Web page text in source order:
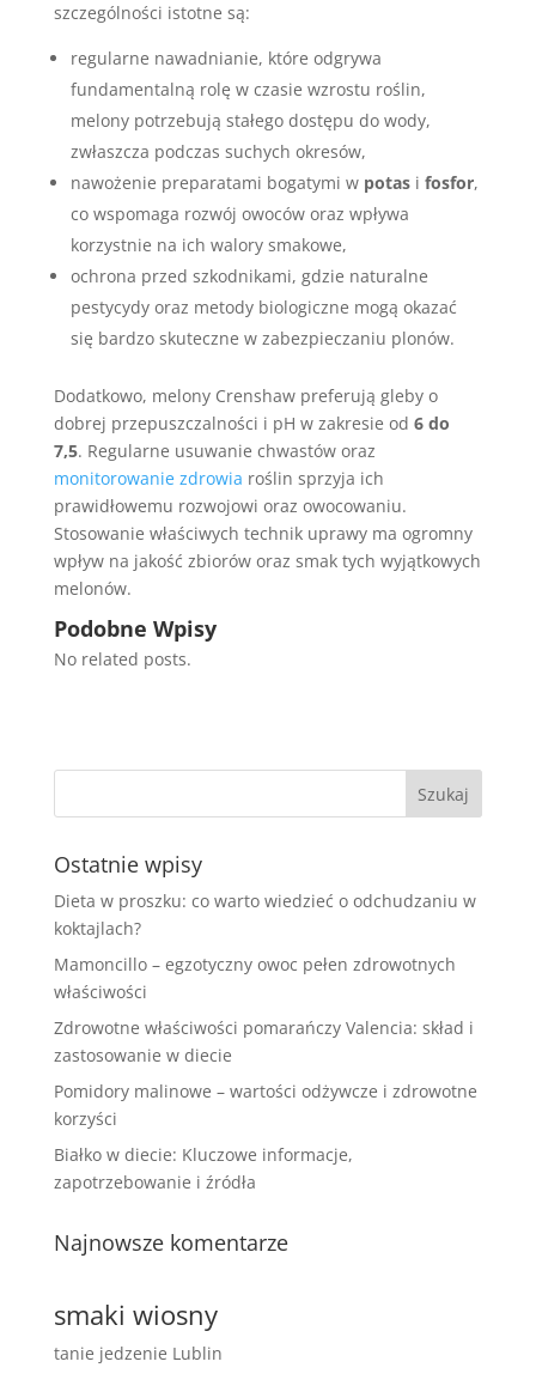
szczególności istotne są:
regularne nawadnianie, które odgrywa
fundamentalną rolę w czasie wzrostu roślin,
melony potrzebują stałego dostępu do wody,
zwłaszcza podczas suchych okresów,
nawożenie preparatami bogatymi w potasi fosfor,
co wspomaga rozwój owoców oraz wpływa
korzystnie na ich walory smakowe,
ochrona przed szkodnikami, gdzie naturalne
pestycydy oraz metody biologiczne mogą okazać
się bardzo skuteczne w zabezpieczaniu plonów.
Dodatkowo, melony Crenshaw preferują gleby o
dobrej przepuszczalności i pH w zakresie od 6 do
7,5. Regularne usuwanie chwastów oraz
monitorowanie zdrowia roślin sprzyja ich
prawidłowemu rozwojowi oraz owocowaniu.
Stosowanie właściwych technik uprawy ma ogromny
wpływ na jakość zbiorów oraz smak tych wyjątkowych
melonów.
Podobne Wpisy
No related posts.
Ostatnie wpisy
Dieta w proszku: co warto wiedzieć o odchudzaniu w
koktajlach?
Mamoncillo – egzotyczny owoc pełen zdrowotnych
właściwości
Zdrowotne właściwości pomarańczy Valencia: skład i
zastosowanie w diecie
Pomidory malinowe – wartości odżywcze i zdrowotne
korzyści
Białko w diecie: Kluczowe informacje,
zapotrzebowanie i źródła
Najnowsze komentarze
smaki wiosny
tanie jedzenie Lublin